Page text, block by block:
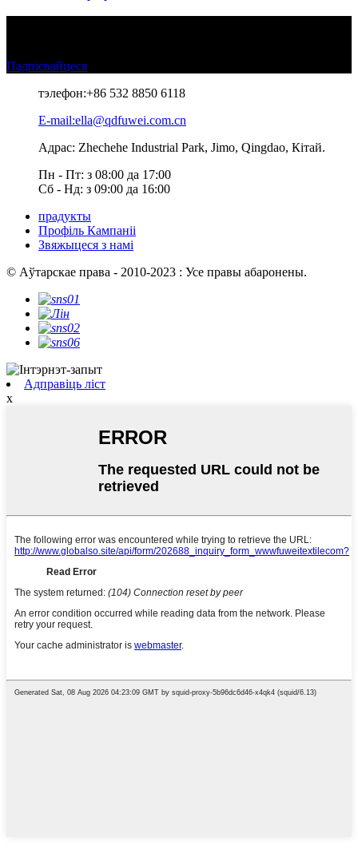
Падпісвайцеся
тэлефон:+86 532 8850 6118
E-mail:ella@qdfuwei.com.cn
Адрас: Zhechehe Industrial Park, Jimo, Qingdao, Кітай.
Пн - Пт: з 08:00 да 17:00
Сб - Нд: з 09:00 да 16:00
прадукты
Профіль Кампаніі
Звяжыцеся з намі
© Аўтарскае права - 2010-2023 : Усе правы абаронены.
Адправіць ліст
x